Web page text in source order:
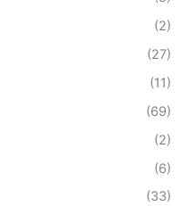
(2)
(27)
(11)
(69)
(2)
(6)
(33)